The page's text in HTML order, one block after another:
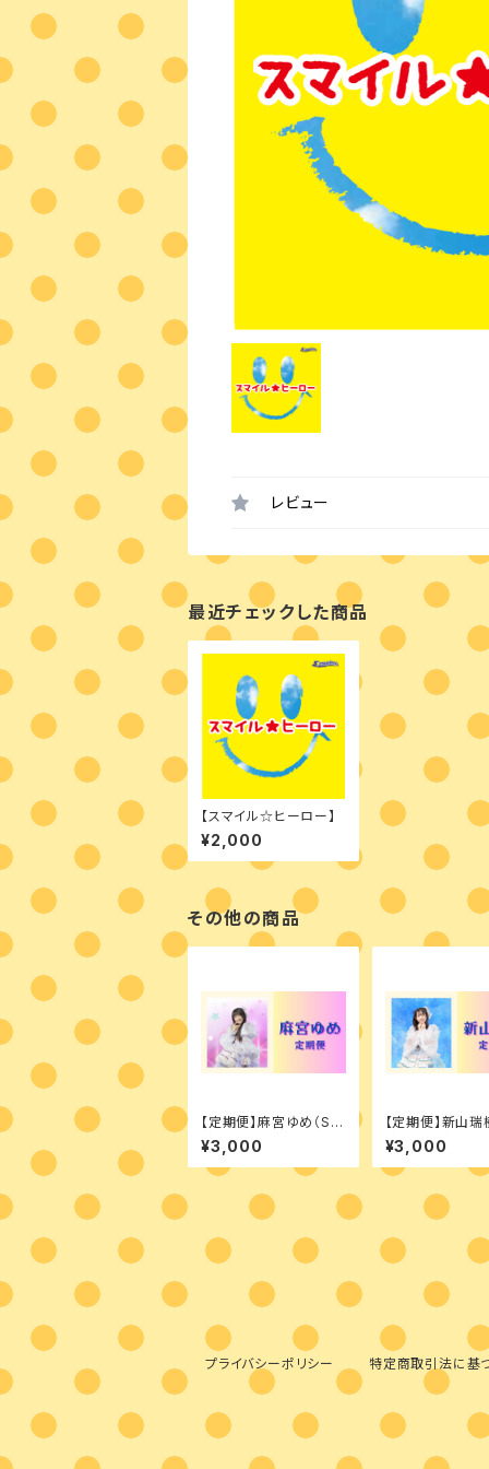
レビュー
最近チェックした商品
【スマイル☆ヒーロー】
¥2,000
その他の商品
【定期便】麻宮ゆめ（S☆
UTHERN CROSS）
ブロマイド＆チェキ
¥3,000
【定期便】新山
☆UTHERN
ブロマイド＆チ
¥3,000
プライバシーポリシー 特定商取引法に基